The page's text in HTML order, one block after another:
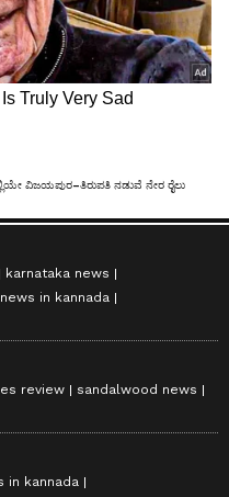
karnataka news
in kannada
review
sandalwood news
in kannada